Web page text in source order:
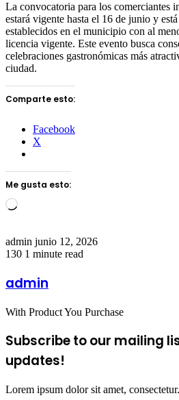
La convocatoria para los comerciantes
estará vigente hasta el 16 de junio y
establecidos en el municipio con al
licencia vigente. Este evento busca
celebraciones gastronómicas más
ciudad.
Comparte esto:
Facebook
X
Me gusta esto:
Loading…
admin Send
an
junio 12, 2026
130 1 minute read
admin
With Product You Purchase
Subscribe to our mailing
updates!
Lorem ipsum dolor sit amet, consectetur.